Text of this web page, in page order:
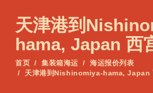
天津港到
hama, Japan 西
首页 集装箱海运
海运报价列表
天津港到Nishinomiya-hama, Japan